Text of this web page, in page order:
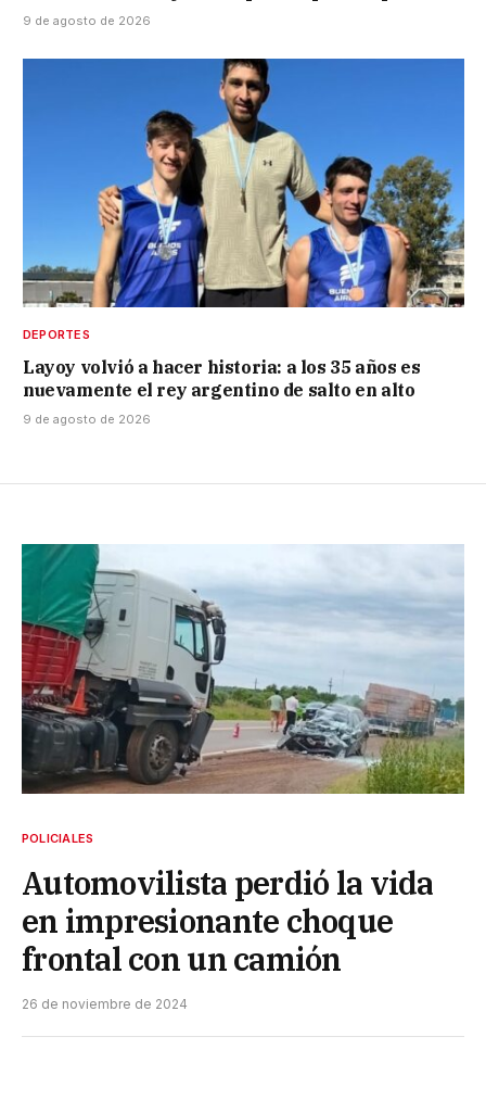
9 de agosto de 2026
DEPORTES
Layoy volvió a hacer historia: a los 35 años es
nuevamente el rey argentino de salto en alto
9 de agosto de 2026
POLICIALES
Automovilista perdió la vida
en impresionante choque
frontal con un camión
26 de noviembre de 2024